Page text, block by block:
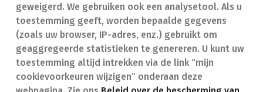
geweigerd. We gebruiken ook een analysetool. Als u
toestemming geeft, worden bepaalde gegevens
(zoals uw browser, IP-adres, enz.) gebruikt om
geaggregeerde statistieken te genereren. U kunt uw
toestemming altijd intrekken via de link “mijn
cookievoorkeuren wijzigen” onderaan deze
Ziekten
Geneesmiddelen
Veelgestelde vragen
(FAQ)